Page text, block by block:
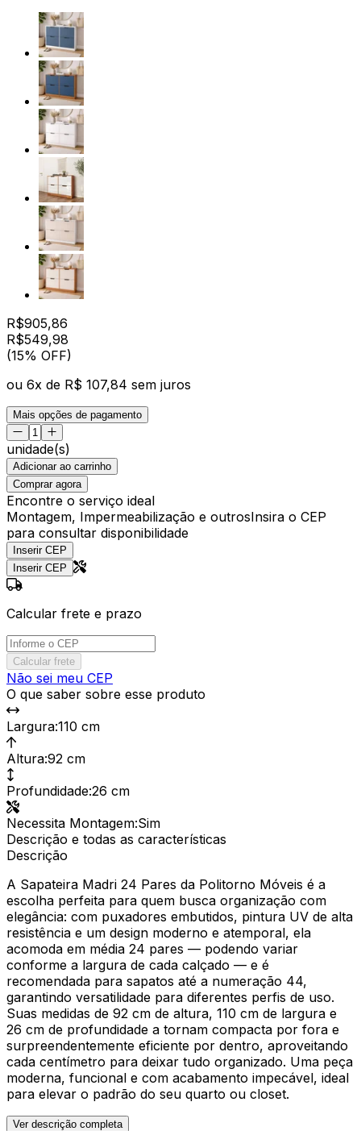
R$905,86
R$549,98
(15% OFF)
ou 6x de R$ 107,84 sem juros
Mais opções de pagamento
unidade(s)
Adicionar ao carrinho
Comprar agora
Encontre o serviço ideal
Montagem, Impermeabilização e outrosInsira o CEP
para consultar disponibilidade
Inserir CEP
Inserir CEP
Calcular frete e prazo
Calcular frete
Não sei meu CEP
O que saber sobre esse produto
Largura:110 cm
Altura:92 cm
Profundidade:26 cm
Necessita Montagem:Sim
Descrição e todas as características
Descrição
A Sapateira Madri 24 Pares da Politorno Móveis é a
escolha perfeita para quem busca organização com
elegância: com puxadores embutidos, pintura UV de alta
resistência e um design moderno e atemporal, ela
acomoda em média 24 pares — podendo variar
conforme a largura de cada calçado — e é
recomendada para sapatos até a numeração 44,
garantindo versatilidade para diferentes perfis de uso.
Suas medidas de 92 cm de altura, 110 cm de largura e
26 cm de profundidade a tornam compacta por fora e
surpreendentemente eficiente por dentro, aproveitando
cada centímetro para deixar tudo organizado. Uma peça
moderna, funcional e com acabamento impecável, ideal
para elevar o padrão do seu quarto ou closet.
Ver descrição completa